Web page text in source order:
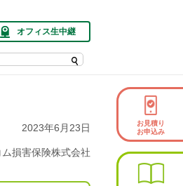
オフィス生中継
お見積り
お申込み
2023年6月23日
ム損害保険株式会社